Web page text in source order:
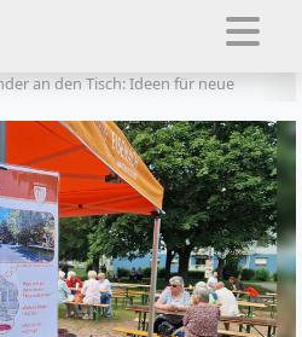
an den Tisch: Ideen für neue